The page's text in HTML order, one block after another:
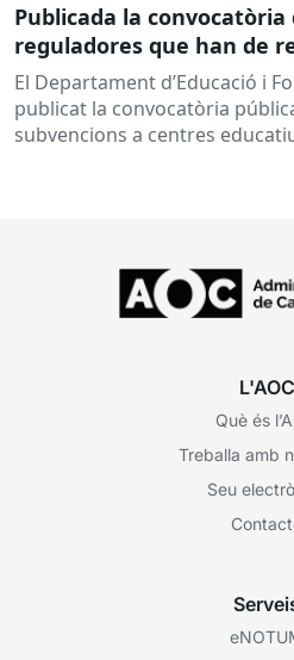
Publicada la convocatòria
reguladores que han de
subvencions a centres
desenvolupament de
inserció, durant el curs
El Departament d’Educació i
publicat la convocatòria
subvencions a centres
L'AOC
Què és
Treballa amb
Seu